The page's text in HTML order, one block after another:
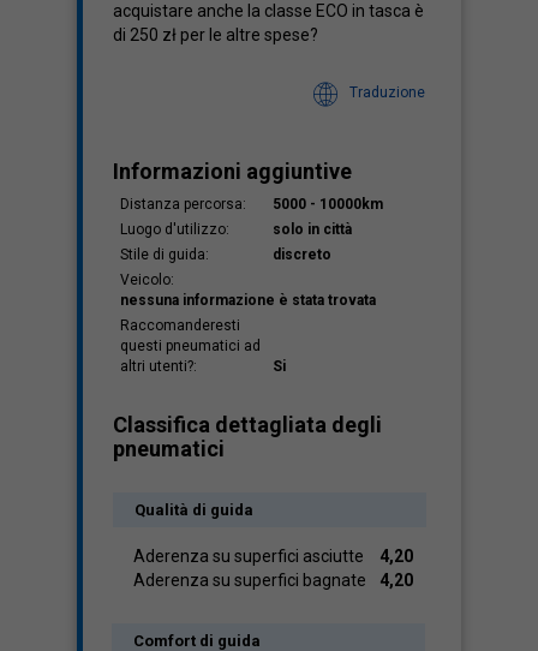
acquistare anche la classe ECO in tasca è
di 250 zł per le altre spese?
Traduzione
Informazioni aggiuntive
Distanza percorsa:
5000 - 10000km
Luogo d'utilizzo:
solo in città
Stile di guida:
discreto
Veicolo:
nessuna informazione è stata trovata
Raccomanderesti
questi pneumatici ad
altri utenti?:
Si
Classifica dettagliata degli
pneumatici
Qualità di guida
Aderenza su superfici asciutte
4,20
Aderenza su superfici bagnate
4,20
Comfort di guida